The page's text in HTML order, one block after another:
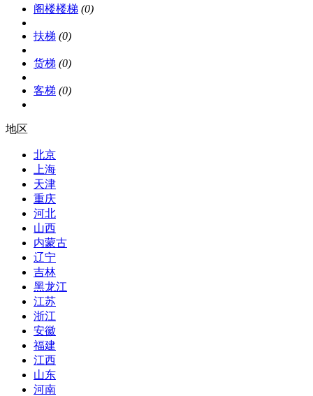
阁楼楼梯 (0)
扶梯 (0)
货梯 (0)
客梯 (0)
地区
北京
上海
天津
重庆
河北
山西
内蒙古
辽宁
吉林
黑龙江
江苏
浙江
安徽
福建
江西
山东
河南